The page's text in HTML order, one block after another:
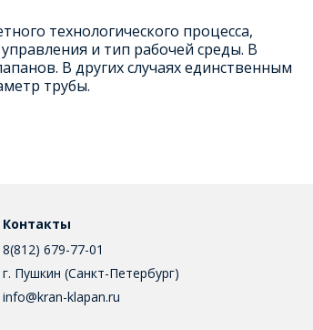
технологического процесса,
и тип рабочей среды. В
В других случаях единственным
трубы.
Контакты
8(812) 679-77-01
г. Пушкин (Санкт-Петербург)
info@kran-klapan.ru